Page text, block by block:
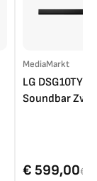
MediaMarkt
LG DSG10TY
Soundbar
€ 599,00€